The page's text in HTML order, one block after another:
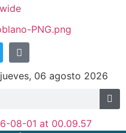
jueves, 06 agosto 2026